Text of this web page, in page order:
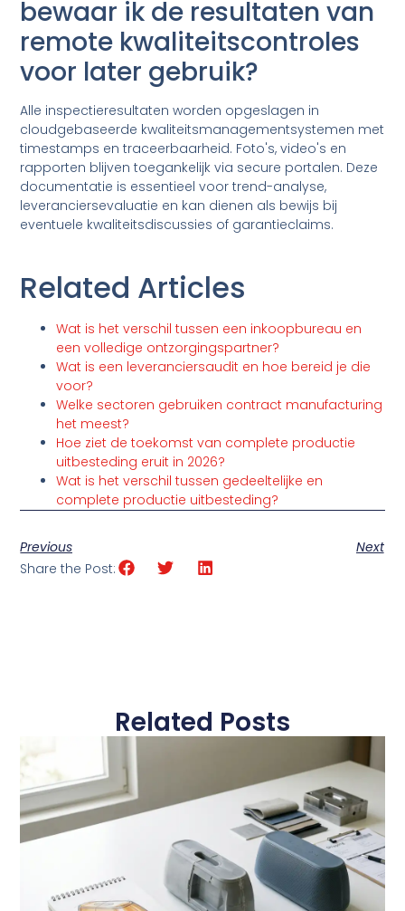
bewaar ik de resultaten van
remote kwaliteitscontroles
voor later gebruik?
Alle inspectieresultaten worden opgeslagen in
cloudgebaseerde kwaliteitsmanagementsystemen met
timestamps en traceerbaarheid. Foto's, video's en
rapporten blijven toegankelijk via secure portalen. Deze
documentatie is essentieel voor trend-analyse,
leveranciersevaluatie en kan dienen als bewijs bij
eventuele kwaliteitsdiscussies of garantieclaims.
Related Articles
Wat is het verschil tussen een inkoopbureau en
een volledige ontzorgingspartner?
Wat is een leveranciersaudit en hoe bereid je die
voor?
Welke sectoren gebruiken contract manufacturing
het meest?
Hoe ziet de toekomst van complete productie
uitbesteding eruit in 2026?
Wat is het verschil tussen gedeeltelijke en
complete productie uitbesteding?
Previous
Next
Share the Post:
Related Posts